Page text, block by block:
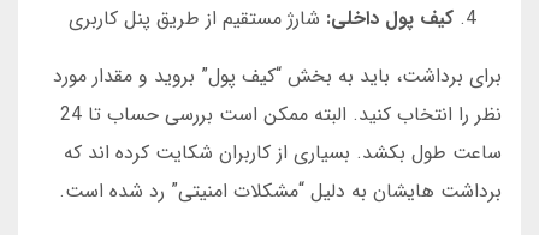
کیف پول داخلی: شارژ مستقیم از طریق پنل کاربری
برای برداشت، باید به بخش “کیف پول” بروید و مقدار مورد
نظر را انتخاب کنید. البته ممکن است بررسی حساب تا 24
ساعت طول بکشد. بسیاری از کاربران شکایت کرده اند که
برداشت هایشان به دلیل “مشکلات امنیتی” رد شده است.